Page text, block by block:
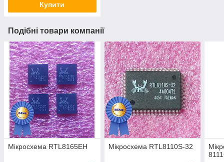
Купити
Подібні товари компанії
Мікросхема RTL8165EH Мікросхема RTL8110S-32